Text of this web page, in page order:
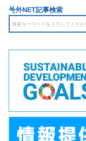
号外NET記事検索